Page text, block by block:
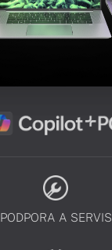
PODPORA A SERVIS